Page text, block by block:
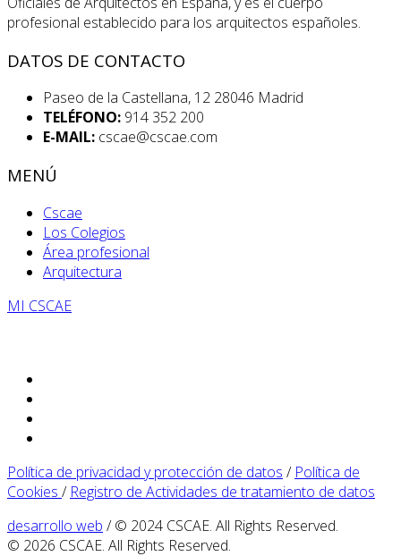
profesional establecido para los arquitectos españoles.
DATOS DE CONTACTO
Paseo de la Castellana, 12 28046 Madrid
TELÉFONO: 914 352 200
E-MAIL: cscae@cscae.com
MENÚ
Cscae
Los Colegios
Área profesional
Arquitectura
MI CSCAE
Política de privacidad y protección de datos / Política de
Cookies / Registro de Actividades de tratamiento de datos
desarrollo web / © 2024 CSCAE. All Rights Reserved.
© 2026 CSCAE. All Rights Reserved.